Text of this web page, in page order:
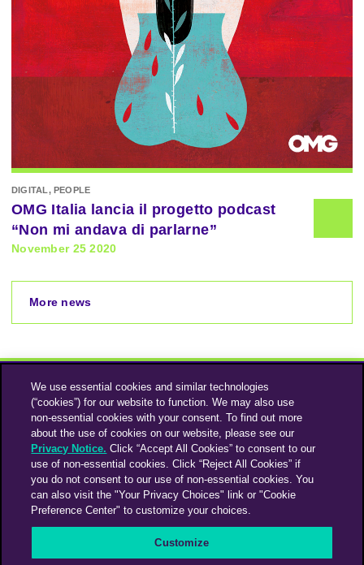
DIGITAL, PEOPLE
OMG Italia lancia il progetto podcast
“Non mi andava di parlarne”
November 25 2020
More news
InstagramLinkedin
An Omnicom Media Company | Omnicom
© 2026 PHD Media
We use essential cookies and similar technologies
(“cookies”) for our website to function. We may also use
non-essential cookies with your consent. To find out more
about the use of cookies on our website, please see our
Privacy Notice. Click “Accept All Cookies” to consent to our
use of non-essential cookies. Click “Reject All Cookies” if
you do not consent to our use of non-essential cookies. You
can also visit the "Your Privacy Choices" link or "Cookie
Preference Center" to customize your choices.
Customize